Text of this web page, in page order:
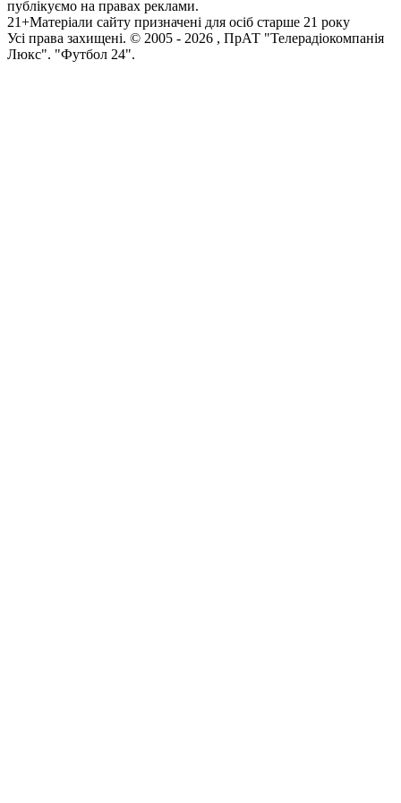
публікуємо на правах реклами.
21+Матеріали сайту призначені для осіб старше 21 року
Усi права захищенi. © 2005 - 2026 , ПрАТ "Телерадіокомпанія
Люкс". "Футбол 24".